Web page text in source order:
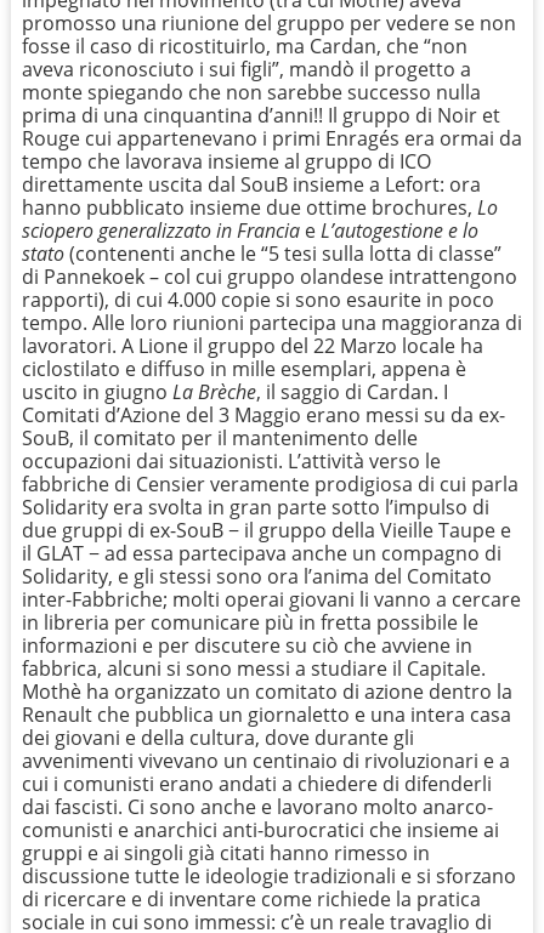
promosso una riunione del gruppo per vedere se non
fosse il caso di ricostituirlo, ma Cardan, che “non
aveva riconosciuto i sui figli”, mandò il progetto a
monte spiegando che non sarebbe successo nulla
prima di una cinquantina d’anni!! Il gruppo di Noir et
Rouge cui appartenevano i primi Enragés era ormai da
tempo che lavorava insieme al gruppo di ICO
direttamente uscita dal SouB insieme a Lefort: ora
hanno pubblicato insieme due ottime brochures, Lo
sciopero generalizzato in FranciaeL’autogestione e lo
stato(contenenti anche le “5 tesi sulla lotta di classe”
di Pannekoek – col cui gruppo olandese intrattengono
rapporti), di cui 4.000 copie si sono esaurite in poco
tempo. Alle loro riunioni partecipa una maggioranza di
lavoratori. A Lione il gruppo del 22 Marzo locale ha
ciclostilato e diffuso in mille esemplari, appena è
uscito in giugno La Brèche, il saggio di Cardan. I
Comitati d’Azione del 3 Maggio erano messi su da ex-
SouB, il comitato per il mantenimento delle
occupazioni dai situazionisti. L’attività verso le
fabbriche di Censier veramente prodigiosa di cui parla
Solidarity era svolta in gran parte sotto l’impulso di
due gruppi di ex-SouB − il gruppo della Vieille Taupe e
il GLAT − ad essa partecipava anche un compagno di
Solidarity, e gli stessi sono ora l’anima del Comitato
inter-Fabbriche; molti operai giovani li vanno a cercare
in libreria per comunicare più in fretta possibile le
informazioni e per discutere su ciò che avviene in
fabbrica, alcuni si sono messi a studiare il Capitale.
Mothè ha organizzato un comitato di azione dentro la
Renault che pubblica un giornaletto e una intera casa
dei giovani e della cultura, dove durante gli
avvenimenti vivevano un centinaio di rivoluzionari e a
cui i comunisti erano andati a chiedere di difenderli
dai fascisti. Ci sono anche e lavorano molto anarco-
comunisti e anarchici anti-burocratici che insieme ai
gruppi e ai singoli già citati hanno rimesso in
discussione tutte le ideologie tradizionali e si sforzano
di ricercare e di inventare come richiede la pratica
sociale in cui sono immessi: c’è un reale travaglio di